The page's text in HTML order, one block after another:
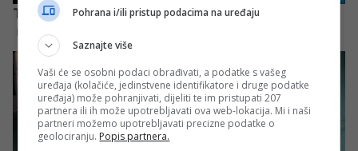
Pohrana i/ili pristup podacima na uređaju
Saznajte više
Vaši će se osobni podaci obrađivati, a podatke s vašeg
uređaja (kolačiće, jedinstvene identifikatore i druge podatke
uređaja) može pohranjivati, dijeliti te im pristupati 207
partnera ili ih može upotrebljavati ova web-lokacija. Mi i naši
partneri možemo upotrebljavati precizne podatke o
geolociranju. Popis partnera.